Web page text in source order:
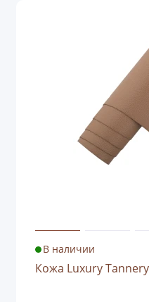
В наличии
Кожа Luxury